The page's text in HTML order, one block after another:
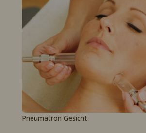
Pneumatron Gesicht